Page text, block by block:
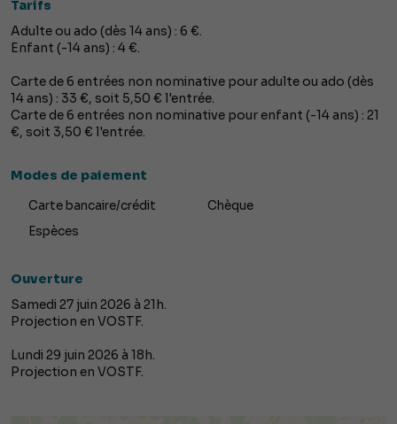
Tarifs
Adulte ou ado (dès 14 ans) : 6 €.
Enfant (-14 ans) : 4 €.
Carte de 6 entrées non nominative pour adulte ou ado (dès
14 ans) : 33 €, soit 5,50 € l'entrée.
Carte de 6 entrées non nominative pour enfant (-14 ans) : 21
€, soit 3,50 € l'entrée.
Modes de paiement
Carte bancaire/crédit
Chèque
Espèces
Ouverture
Samedi 27 juin 2026 à 21h.
Projection en VOSTF.
Lundi 29 juin 2026 à 18h.
Projection en VOSTF.